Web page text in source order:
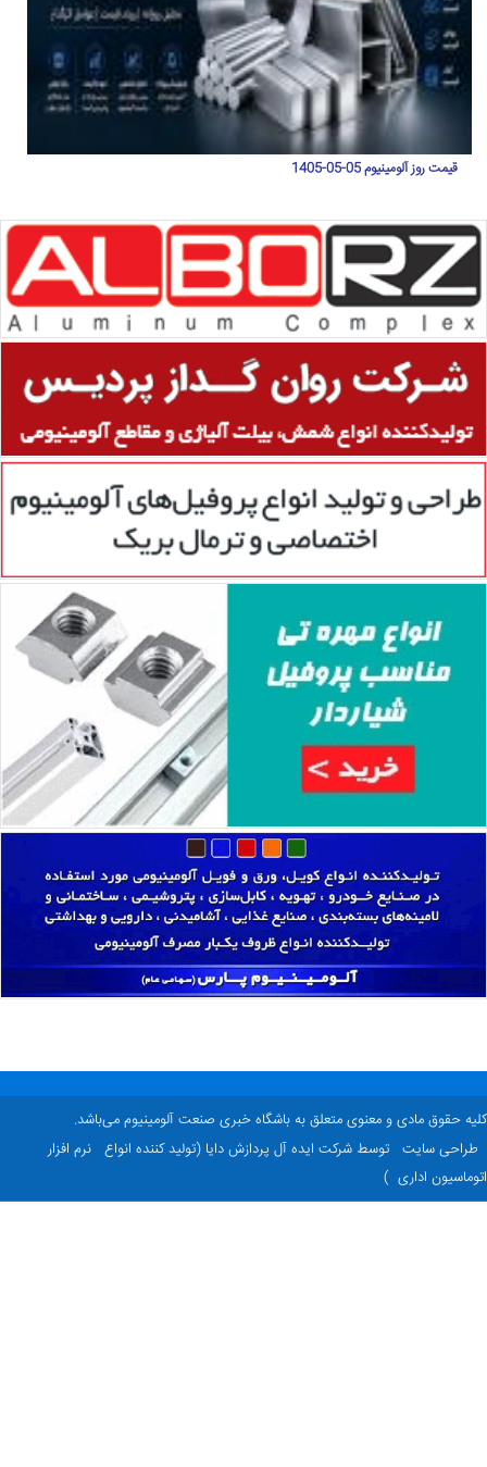
قیمت روز آلومینیوم 05-05-1405
حقوق مادی و معنوی متعلق به باشگاه خبری صنعت آلومینیوم می‌باشد.
سایت توسط شرکت ایده آل پردازش دایا (تولید کننده انواع نرم افزار
اداری )